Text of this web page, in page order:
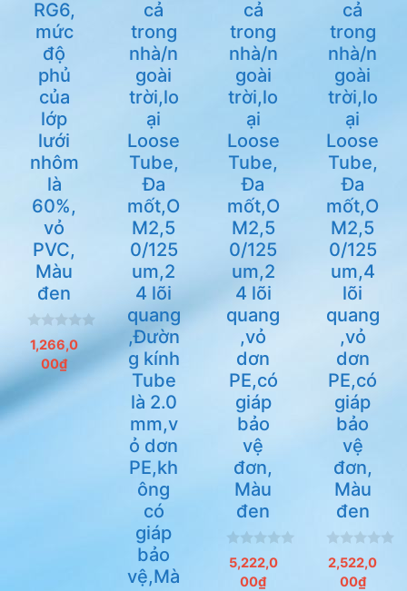
RG6,
mức
độ
phủ
của
lớp
lưới
nhôm
là
60%,
vỏ
PVC,
Màu
đen
0
n
i
1,266,0
00₫
cả
trong
nhà/n
goài
trời,lo
ại
Loose
Tube,
Đa
mốt,O
M2,5
0/125
um,2
4 lõi
quang
,Đườn
g kính
Tube
là 2.0
mm,v
ỏ dơn
PE,kh
ông
có
giáp
bảo
vệ,Mà
cả
trong
nhà/n
goài
trời,lo
ại
Loose
Tube,
Đa
mốt,O
M2,5
0/125
um,2
4 lõi
quang
,vỏ
dơn
PE,có
giáp
bảo
vệ
đơn,
Màu
đen
0
n5,222,0
00₫
cả
trong
nhà/n
goài
trời,lo
ại
Loose
Tube,
Đa
mốt,O
M2,5
0/125
um,4
lõi
quang
,vỏ
dơn
PE,có
giáp
bảo
vệ
đơn,
Màu
đen
0
n
2,522,0
00₫